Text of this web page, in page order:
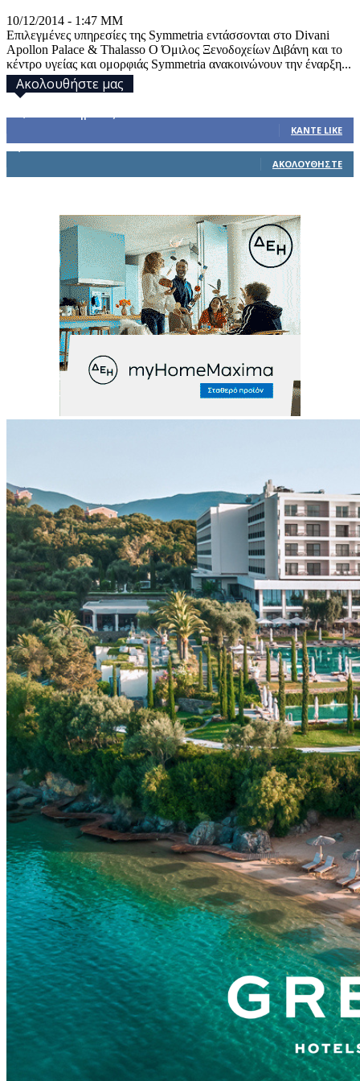
10/12/2014 - 1:47 ΜΜ
Επιλεγμένες υπηρεσίες της Symmetria εντάσσονται στο Divani
Apollon Palace & Thalasso Ο Όμιλος Ξενοδοχείων Διβάνη και το
κέντρο υγείας και ομορφιάς Symmetria ανακοινώνουν την έναρξη...
Ακολουθήστε μας
ΚΆΝΤΕ LIKE
ΑΚΟΛΟΥΘΉΣΤΕ